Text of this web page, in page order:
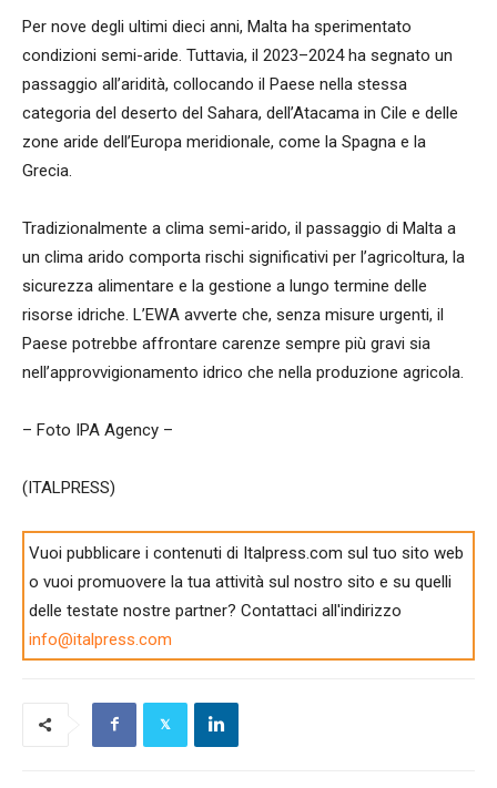
Per nove degli ultimi dieci anni, Malta ha sperimentato
condizioni semi-aride. Tuttavia, il 2023–2024 ha segnato un
passaggio all’aridità, collocando il Paese nella stessa
categoria del deserto del Sahara, dell’Atacama in Cile e delle
zone aride dell’Europa meridionale, come la Spagna e la
Grecia.
Tradizionalmente a clima semi-arido, il passaggio di Malta a
un clima arido comporta rischi significativi per l’agricoltura, la
sicurezza alimentare e la gestione a lungo termine delle
risorse idriche. L’EWA avverte che, senza misure urgenti, il
Paese potrebbe affrontare carenze sempre più gravi sia
nell’approvvigionamento idrico che nella produzione agricola.
– Foto IPA Agency –
(ITALPRESS)
Vuoi pubblicare i contenuti di Italpress.com sul tuo sito web
o vuoi promuovere la tua attività sul nostro sito e su quelli
delle testate nostre partner? Contattaci all'indirizzo
info@italpress.com